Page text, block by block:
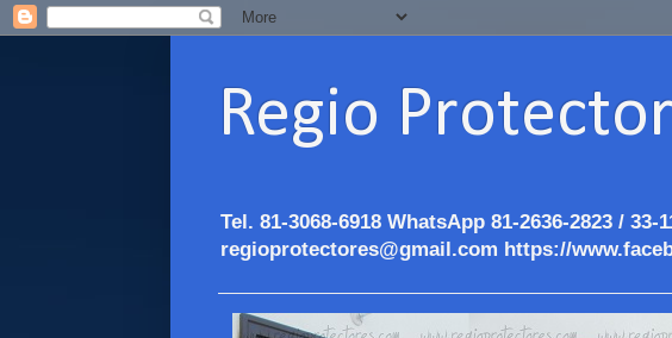
Regio
Tel. 81-3068-6918 WhatsApp 81-2636-2823 /
regioprotectores@gmail.com https://